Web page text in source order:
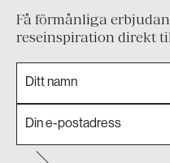
Få förmånliga
reseinspiration direkt